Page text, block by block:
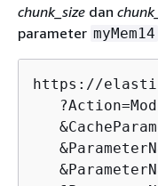
chunk_size dan
parameter myMem14
https://